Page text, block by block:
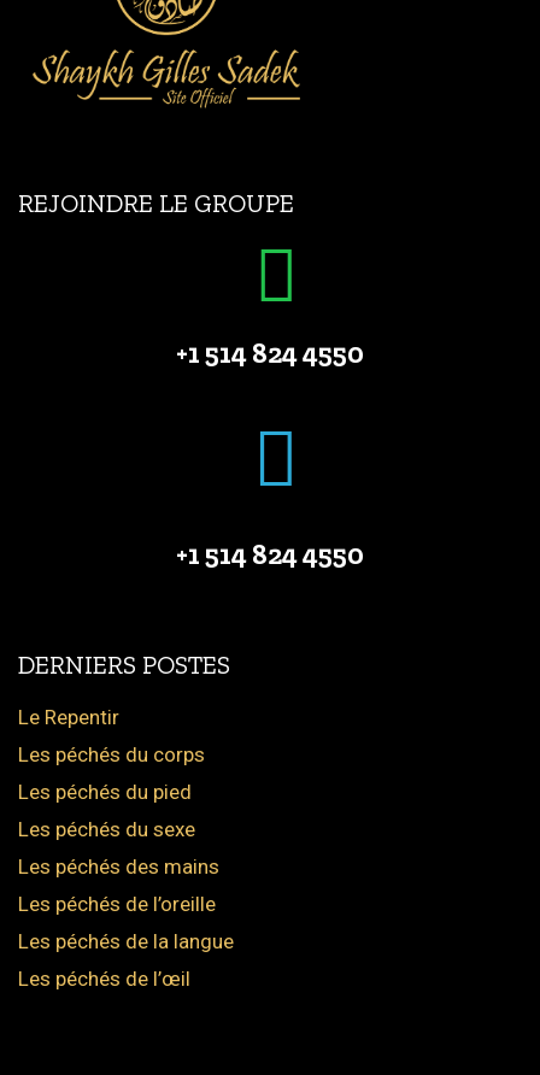
REJOINDRE LE GROUPE
+1 514 824 4550
+1 514 824 4550
DERNIERS POSTES
Le Repentir
Les péchés du corps
Les péchés du pied
Les péchés du sexe
Les péchés des mains
Les péchés de l’oreille
Les péchés de la langue
Les péchés de l’œil